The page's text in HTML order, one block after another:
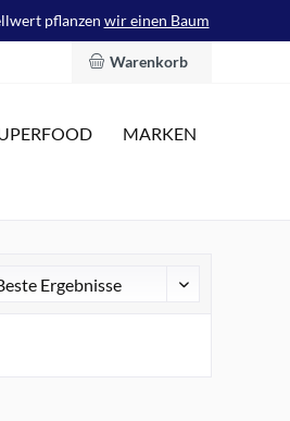
pflanzen wir einen Baum
Warenkorb
MARKEN